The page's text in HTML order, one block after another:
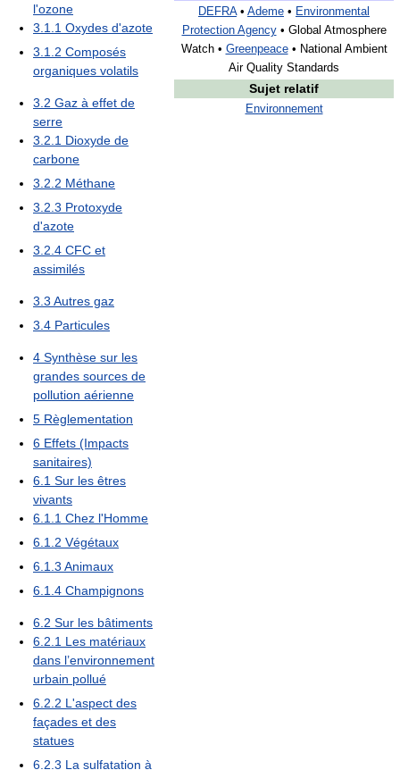
DEFRA• Ademe • Environmental
Protection Agency• Global Atmosphere
Watch • Greenpeace• National Ambient
Air Quality Standards
Sujet relatif
Environnement
l'ozone
3.1.1 Oxydes d'azote
3.1.2 Composés
organiques volatils
3.2 Gaz à effet de
serre
3.2.1 Dioxyde de
carbone
3.2.2 Méthane
3.2.3 Protoxyde
d'azote
3.2.4 CFC et
assimilés
3.3 Autres gaz
3.4 Particules
4 Synthèse sur les
grandes sources de
pollution aérienne
5 Règlementation
6 Effets (Impacts
sanitaires)
6.1 Sur les êtres
vivants
6.1.1 Chez l'Homme
6.1.2 Végétaux
6.1.3 Animaux
6.1.4 Champignons
6.2 Sur les bâtiments
6.2.1 Les matériaux
dans l’environnement
urbain pollué
6.2.2 L'aspect des
façades et des
statues
6.2.3 La sulfatation à